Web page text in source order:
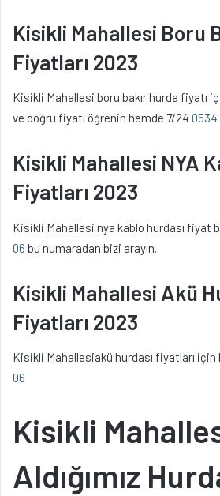
Kisikli Mahallesi Boru
Fiyatları 2023
Kisikli Mahallesi boru bakır hurda fiyatı
ve doğru fiyatı öğrenin hemde 7/24 0534
Kisikli Mahallesi NYA
Fiyatları 2023
Kisikli Mahallesi nya kablo hurdası fiyat
06 bu numaradan bizi arayın.
Kisikli Mahallesi Akü
Fiyatları 2023
Kisikli Mahallesiakü hurdası fiyatları için
06
Kisikli
Aldığımız